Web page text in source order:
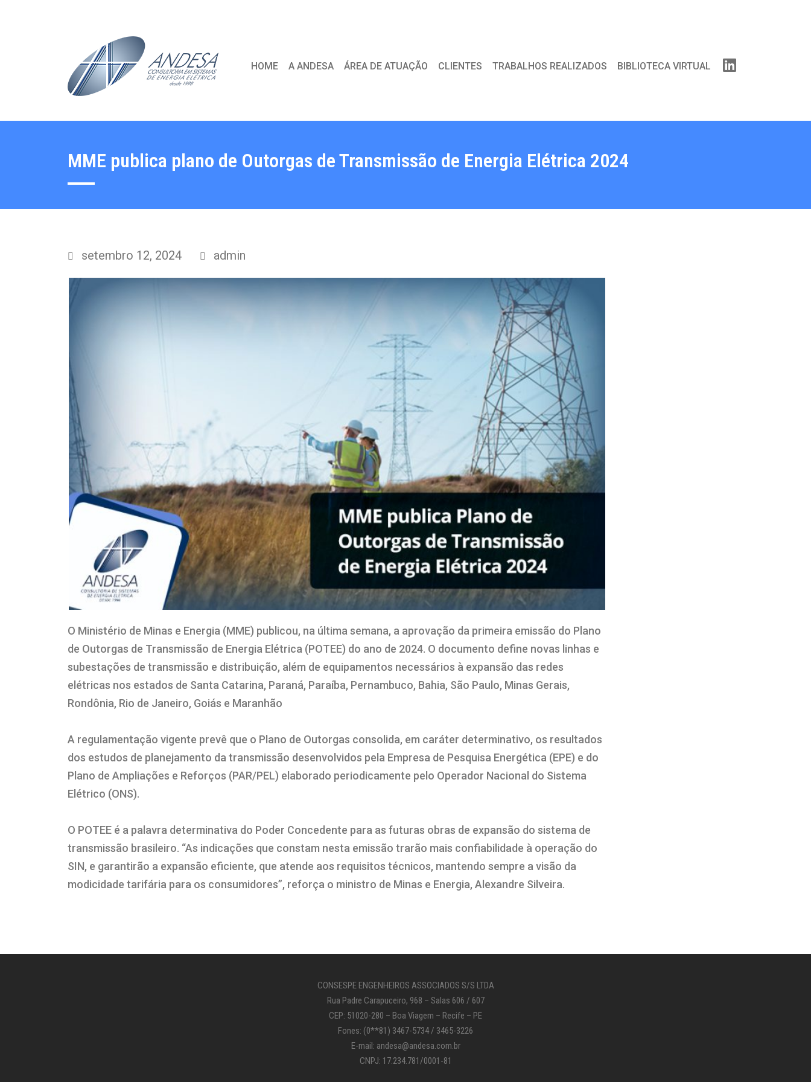
HOME A ANDESA ÁREA DE ATUAÇÃO CLIENTES TRABALHOS REALIZADOS BIBLIOTECA VIRTUAL
MME publica plano de Outorgas de Transmissão de Energia Elétrica 2024
setembro 12, 2024 admin
O Ministério de Minas e Energia (MME) publicou, na última semana, a aprovação da primeira emissão do Plano
de Outorgas de Transmissão de Energia Elétrica (POTEE) do ano de 2024. O documento define novas linhas e
subestações de transmissão e distribuição, além de equipamentos necessários à expansão das redes
elétricas nos estados de Santa Catarina, Paraná, Paraíba, Pernambuco, Bahia, São Paulo, Minas Gerais,
Rondônia, Rio de Janeiro, Goiás e Maranhão
A regulamentação vigente prevê que o Plano de Outorgas consolida, em caráter determinativo, os resultados
dos estudos de planejamento da transmissão desenvolvidos pela Empresa de Pesquisa Energética (EPE) e do
Plano de Ampliações e Reforços (PAR/PEL) elaborado periodicamente pelo Operador Nacional do Sistema
Elétrico (ONS).
O POTEE é a palavra determinativa do Poder Concedente para as futuras obras de expansão do sistema de
transmissão brasileiro. “As indicações que constam nesta emissão trarão mais confiabilidade à operação do
SIN, e garantirão a expansão eficiente, que atende aos requisitos técnicos, mantendo sempre a visão da
modicidade tarifária para os consumidores”, reforça o ministro de Minas e Energia, Alexandre Silveira.
CONSESPE ENGENHEIROS ASSOCIADOS S/S LTDA
Rua Padre Carapuceiro, 968 – Salas 606 / 607
CEP: 51020-280 – Boa Viagem – Recife – PE
Fones: (0**81) 3467-5734 / 3465-3226
E-mail: andesa@andesa.com.br
CNPJ: 17.234.781/0001-81